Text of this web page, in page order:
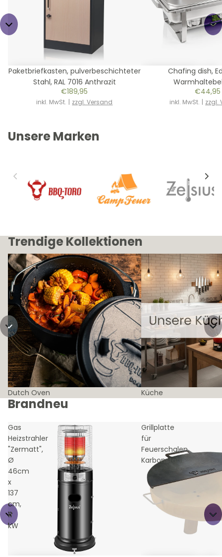
Bestseller
Paketbriefkasten, pulverbeschichteter
Stahl, RAL 7016 Anthrazit
€189,95
inkl. MwSt. | zzgl. Versand
BestsellerChafing dish,
€44,95
inkl. MwSt. | zzgl.
Unsere Marken
Trendige Kollektionen
Dutch Oven
Dutch Oven
Küche
Küche
Brandneu
Gas
Heizstrahler
"Zermatt",
Ø
46cm
x
137
cm,
11
kW
Grillplatte
für
Feuerschalen,
Karbonstahl